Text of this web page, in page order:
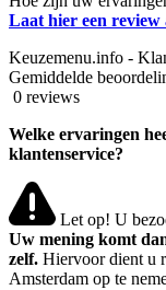
Laat hier een review
Keuzemenu.info -
Gemiddelde
0 reviews
Welke ervaringen
klantenservice?
Let op! U
Uw mening komt
zelf. Hiervoor dient u
Amsterdam op te